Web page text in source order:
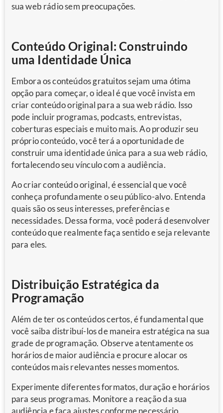
sua web rádio sem preocupações.
Conteúdo Original: Construindo
uma Identidade Única
Embora os conteúdos gratuitos sejam uma ótima
opção para começar, o ideal é que você invista em
criar conteúdo original para a sua web rádio. Isso
pode incluir programas, podcasts, entrevistas,
coberturas especiais e muito mais. Ao produzir seu
próprio conteúdo, você terá a oportunidade de
construir uma identidade única para a sua web rádio,
fortalecendo seu vínculo com a audiência.
Ao criar conteúdo original, é essencial que você
conheça profundamente o seu público-alvo. Entenda
quais são os seus interesses, preferências e
necessidades. Dessa forma, você poderá desenvolver
conteúdo que realmente faça sentido e seja relevante
para eles.
Distribuição Estratégica da
Programação
Além de ter os conteúdos certos, é fundamental que
você saiba distribuí-los de maneira estratégica na sua
grade de programação. Observe atentamente os
horários de maior audiência e procure alocar os
conteúdos mais relevantes nesses momentos.
Experimente diferentes formatos, duração e horários
para seus programas. Monitore a reação da sua
audiência e faça ajustes conforme necessário.